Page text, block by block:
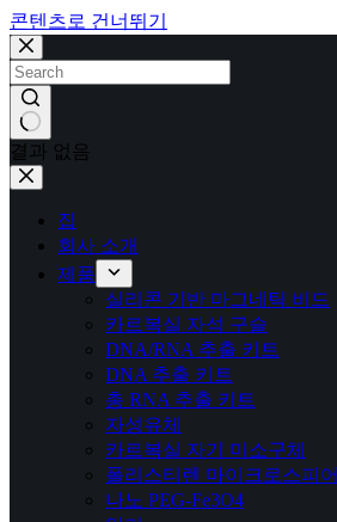
콘텐츠로 건너뛰기
결과 없음
집
회사 소개
제품
실리콘 기반 마그네틱 비드
카르복실 자석 구슬
DNA/RNA 추출 키트
DNA 추출 키트
총 RNA 추출 키트
자성유체
카르복실 자기 미소구체
폴리스티렌 마이크로스피어
나노 PEG-Fe3O4